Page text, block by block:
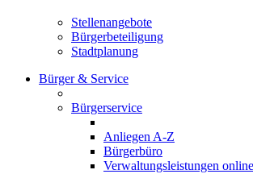
Stellenangebote
Bürgerbeteiligung
Stadtplanung
Bürger & Service
Bürgerservice
Anliegen A-Z
Bürgerbüro
Verwaltungsleistungen online